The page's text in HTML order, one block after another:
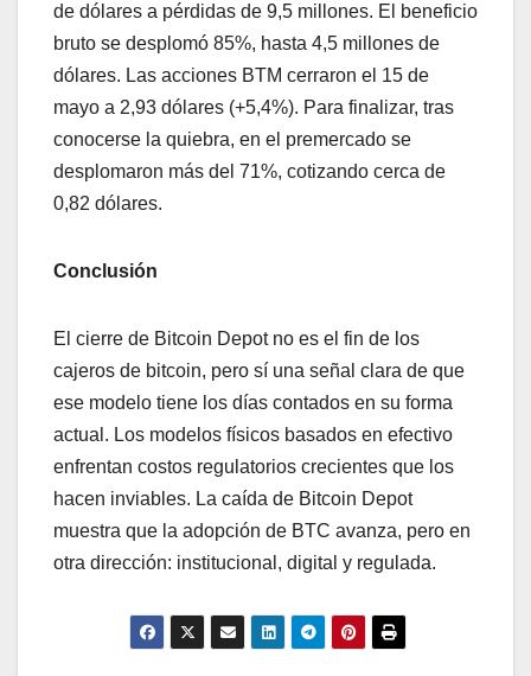
de dólares a pérdidas de 9,5 millones. El beneficio
bruto se desplomó 85%, hasta 4,5 millones de
dólares. Las acciones BTM cerraron el 15 de
mayo a 2,93 dólares (+5,4%). Para finalizar, tras
conocerse la quiebra, en el premercado se
desplomaron más del 71%, cotizando cerca de
0,82 dólares.
Conclusión
El cierre de Bitcoin Depot no es el fin de los
cajeros de bitcoin, pero sí una señal clara de que
ese modelo tiene los días contados en su forma
actual. Los modelos físicos basados en efectivo
enfrentan costos regulatorios crecientes que los
hacen inviables. La caída de Bitcoin Depot
muestra que la adopción de BTC avanza, pero en
otra dirección: institucional, digital y regulada.